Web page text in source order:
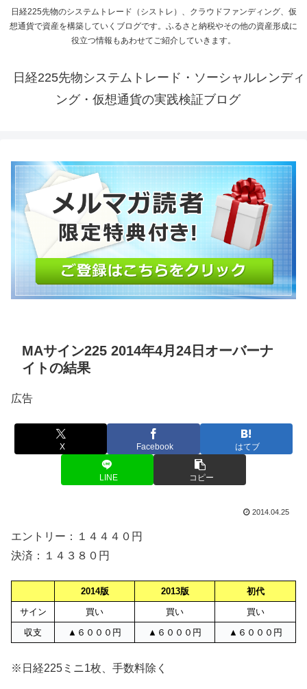
日経225先物のシステムトレード（シストレ）、クラウドファンディング、仮
想通貨で資産を構築していくブログです。ふるさと納税やその他の資産形成に
役立つ情報もあわせてご紹介していきます。
日経225先物システムトレード・ソーシャルレンディ
ング・仮想通貨の実践検証ブログ
MAサイン225 2014年4月24日オーバーナ
イトの結果
広告
X Facebook はてブ
LINE コピー
2014.04.25
エントリー：１４４４０円
決済：１４３８０円
2014版 2013版
初代
サイン
買い 買い
買い
収支
▲６０００円 ▲６０００円 ▲６０００円
※日経225ミニ1枚、手数料除く